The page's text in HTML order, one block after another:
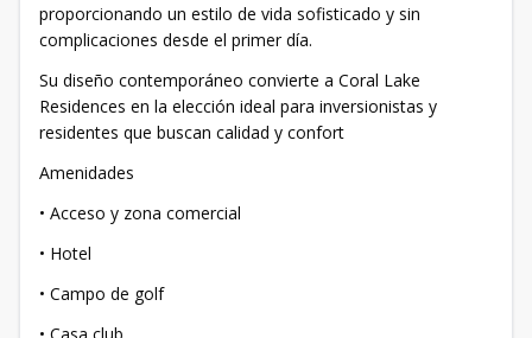
proporcionando un estilo de vida sofisticado y sin
complicaciones desde el primer día.
Su diseño contemporáneo convierte a Coral Lake
Residences en la elección ideal para inversionistas y
residentes que buscan calidad y confort
Amenidades
• Acceso y zona comercial
• Hotel
• Campo de golf